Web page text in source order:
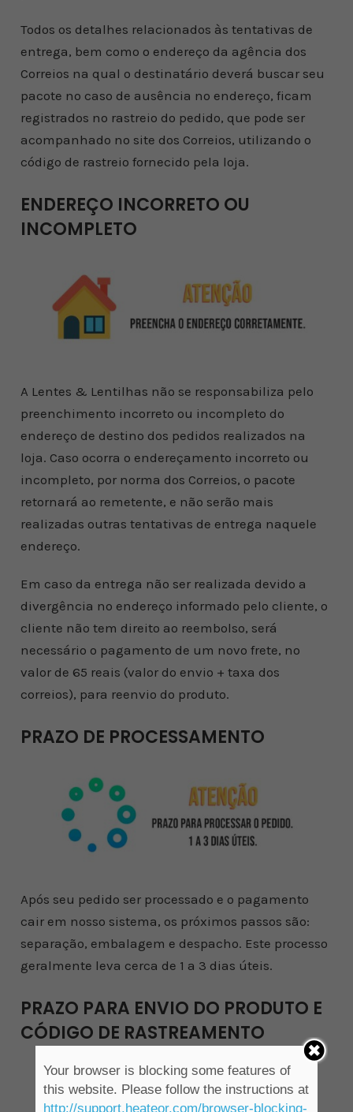
Todos os detalhes relacionados às tentativas de
entrega, bem como o endereço da agência dos
Correios na qual o destinatário deverá buscar seu
pacote no caso de ausência no endereço, ficam
registrados no rastreio do pedido, que pode ser
acompanhado no site dos Correios, utilizando o
código de rastreio fornecido pela loja.
ENDEREÇO INCORRETO OU
INCOMPLETO
A Lentes & Lentilhas não se responsabiliza pelo
preenchimento incorreto ou incompleto do
endereço de destino dos pedidos realizados na
loja. Caso ocorra o endereçamento incorreto ou
incompleto, por norma dos Correios, o pacote
retornará ao remetente, e não serão mais
realizadas outras tentativas de entrega naquele
endereço.
Em caso da entrega não ser realizada devido a
divergência no endereço informado pelo cliente, o
cliente não tem direito ao reembolso, será
necessário o pagamento de um novo frete, no
valor de 65 reais (valor do envio + taxa dos
correios), para reenvio do produto.
PRAZO DE PROCESSAMENTO
Após seu pedido ser processado e o pagamento
cair em nosso sistema, os próximos passos são:
separação, embalagem e despacho. Este processo
geralmente leva cerca de 1 a 3 dias úteis.
PRAZO PARA ENVIO DO PRODUTO E
CÓDIGO DE RASTREAMENTO
Your browser is blocking some features of
this website. Please follow the instructions at
http://support.heateor.com/browser-blocking-